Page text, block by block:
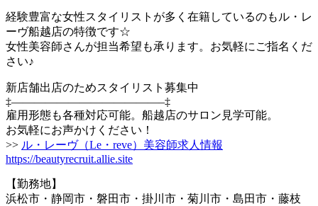
経験豊富な女性スタイリストが多く在籍しているのもル・レ
ーヴ船越店の特徴です☆
女性美容師さんが担当希望も承ります。お気軽にご指名くだ
さい♪
新店舗出店のためスタイリスト募集中
‡—————————————–‡
雇用形態も各種対応可能。船越店のサロン見学可能。
お気軽にお声かけください！
>> ル・レーヴ（Le・reve）美容師求人情報
https://beautyrecruit.allie.site
【勤務地】
浜松市・静岡市・磐田市・掛川市・菊川市・島田市・藤枝